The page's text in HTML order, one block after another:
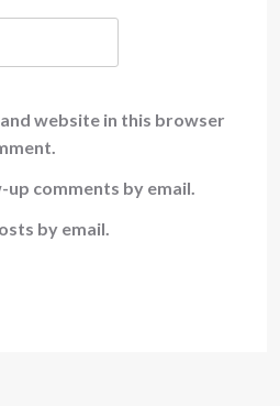
and website in this browser
comments by email.
by email.